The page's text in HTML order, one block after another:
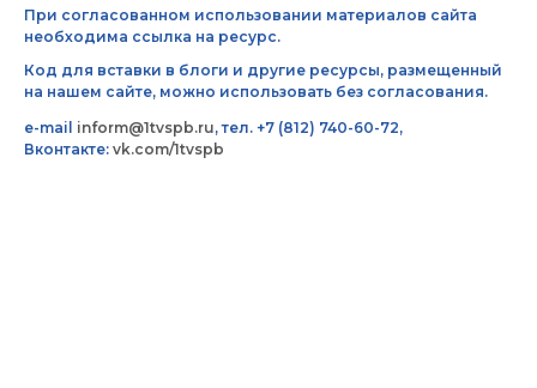
При согласованном использовании материалов сайта
необходима ссылка на ресурс.
Код для вставки в блоги и другие ресурсы, размещенный
на нашем сайте, можно использовать без согласования.
e-mail inform@1tvspb.ru, тел. +7 (812) 740-60-72,
Вконтакте: vk.com/1tvspb